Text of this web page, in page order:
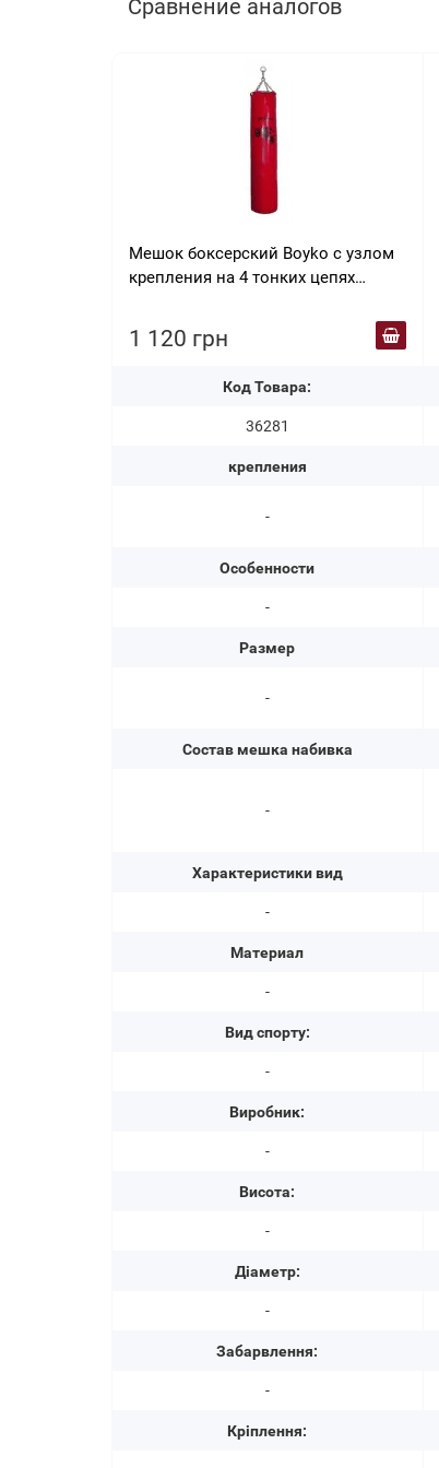
Сравнение аналогов
Мешок боксерский Boyko с узлом
крепления на 4 тонких цепях
20
1 120 грн
Код Товара:
36281
крепления
-
Особенности
-
Размер
-
Состав мешка набивка
-
Характеристики вид
-
Материал
-
Вид спорту:
-
Виробник:
-
Висота:
-
Діаметр:
-
Забарвлення:
-
Кріплення: